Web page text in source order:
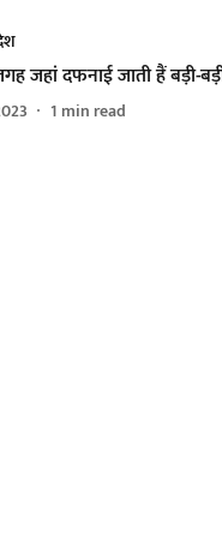
जहां दफनाई जाती हैं बड़ी-
1 min read